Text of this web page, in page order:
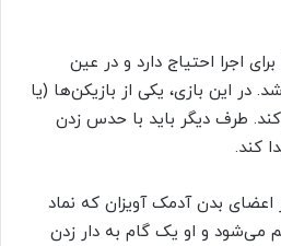
اجرا احتیاج دارد و در عین
در این بازی، یکی از بازیکن‌ها (یا
طرف دیگر باید با حدس زدن
کند.
بدن آدمک آویزان که نماد
می‌شود و او یک گام به دار زدن